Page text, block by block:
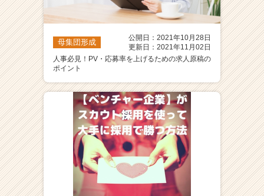
母集団形成
公開日：2021年10月28日
更新日：2021年11月02日
人事必見！PV・応募率を上げるための求人原稿の
ポイント